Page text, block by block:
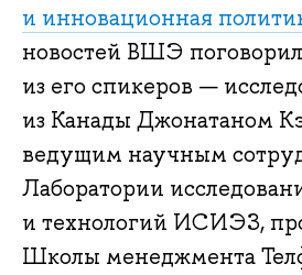
и инновационная
новостей ВШЭ
из его спикеров —
из Канады Джонатаном
ведущим научным
Лаборатории
и технологий ИСИЭЗ,
Школы менеджмента